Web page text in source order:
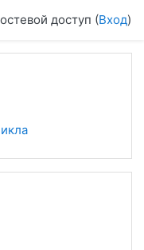
доступ (Вход)